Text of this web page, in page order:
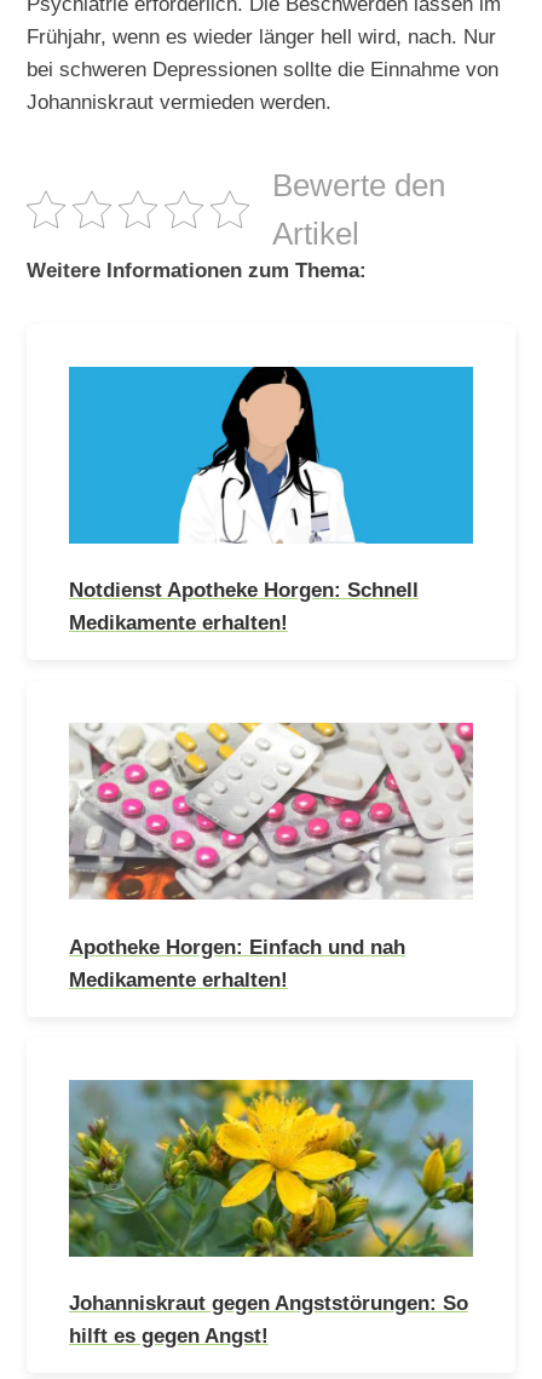
Frühjahr, wenn es wieder länger hell wird, nach. Nur
bei schweren Depressionen sollte die Einnahme von
Johanniskraut vermieden werden.
Bewerte den
Artikel
Weitere Informationen zum Thema:
Notdienst Apotheke Horgen: Schnell
Medikamente erhalten!
Apotheke Horgen: Einfach und nah
Medikamente erhalten!
Johanniskraut gegen Angststörungen: So
hilft es gegen Angst!